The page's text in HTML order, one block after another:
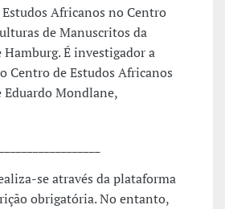
Africanos no Centro
de Manuscritos da
É investigador a
Centro de Estudos Africanos
Eduardo Mondlane,
se através da plataforma
obrigatória. No entanto,